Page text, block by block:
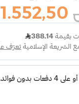
1.552,50